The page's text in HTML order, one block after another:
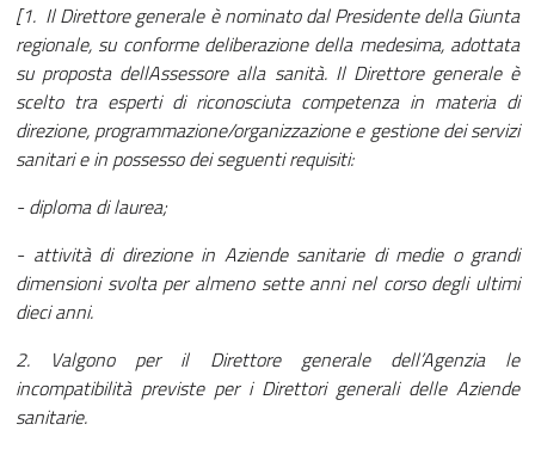
[1. Il Direttore generale è nominato dal Presidente della Giunta
regionale, su conforme deliberazione della medesima, adottata
su proposta dellAssessore alla sanità. Il Direttore generale è
scelto tra esperti di riconosciuta competenza in materia di
direzione, programmazione/organizzazione e gestione dei servizi
sanitari e in possesso dei seguenti requisiti:
- diploma di laurea;
- attività di direzione in Aziende sanitarie di medie o grandi
dimensioni svolta per almeno sette anni nel corso degli ultimi
dieci anni.
2. Valgono per il Direttore generale dell’Agenzia le
incompatibilità previste per i Direttori generali delle Aziende
sanitarie.